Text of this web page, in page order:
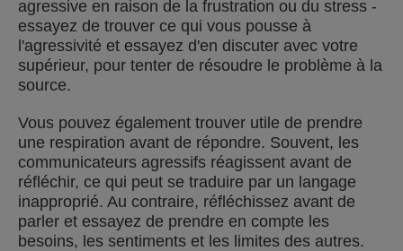
agressive en raison de la frustration ou du stress -
essayez de trouver ce qui vous pousse à
l'agressivité et essayez d'en discuter avec votre
supérieur, pour tenter de résoudre le problème à la
source.
Vous pouvez également trouver utile de prendre
une respiration avant de répondre. Souvent, les
communicateurs agressifs réagissent avant de
réfléchir, ce qui peut se traduire par un langage
inapproprié. Au contraire, réfléchissez avant de
parler et essayez de prendre en compte les
besoins, les sentiments et les limites des autres.